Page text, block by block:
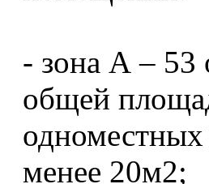
- зона А – 53
общей
менее 20м2;